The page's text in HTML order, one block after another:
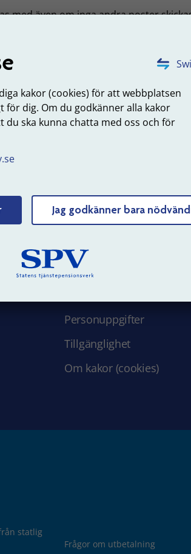
kakor (cookies) för att webbplatsen
för dig. Om du godkänner alla kakor
du ska kunna chatta med oss och för
Jag godkänner bara
med även om inga andra poster
till?
personskadeersättning enligt Avtal om
(PSA). Den är en procentsats på varje
sidans innehåll
Webbkarta
Personuppgifter
Tillgänglighet
Om kakor (cookies)
statlig
Frågor om utbetalning